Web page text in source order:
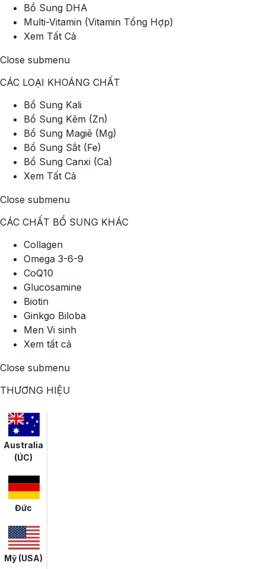
Bổ Sung DHA
Multi-Vitamin (Vitamin Tổng Hợp)
Xem Tất Cả
Close submenu
CÁC LOẠI KHOÁNG CHẤT
Bổ Sung Kali
Bổ Sung Kẽm (Zn)
Bổ Sung Magiê (Mg)
Bổ Sung Sắt (Fe)
Bổ Sung Canxi (Ca)
Xem Tất Cả
Close submenu
CÁC CHẤT BỔ SUNG KHÁC
Collagen
Omega 3-6-9
CoQ10
Glucosamine
Biotin
Ginkgo Biloba
Men Vi sinh
Xem tất cả
Close submenu
THƯƠNG HIỆU
Australia
(ÚC)
Đức
Mỹ (USA)